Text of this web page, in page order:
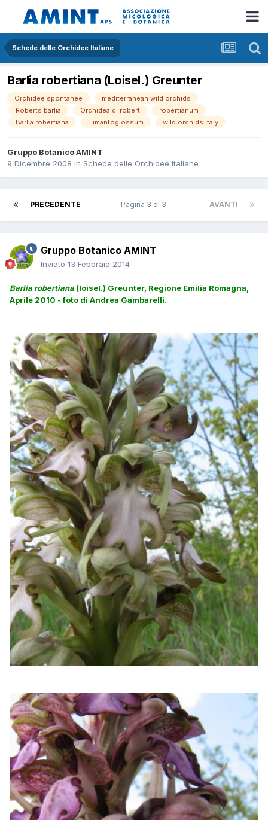
Schede delle Orchidee Italiane
Barlia robertiana (Loisel.) Greunter
Orchidee spontanee
mediterranean wild orchids
Roberts barlia
Orchidea di robert
robertianum
Barlia robertiana
Himantoglossum wild orchids italy
Gruppo Botanico AMINT
9 Dicembre 2008 in Schede delle Orchidee Italiane
PRECEDENTE AVANTI
Pagina 3 di 3
Gruppo Botanico AMINT
Inviato 13 Febbraio 2014
Barlia robertiana (loisel.) Greunter, Regione Emilia Romagna,
Aprile 2010 - foto di Andrea Gambarelli.